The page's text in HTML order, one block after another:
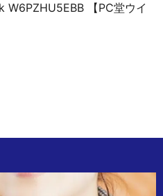
W6PZHU5EBB 【PC堂ウイ